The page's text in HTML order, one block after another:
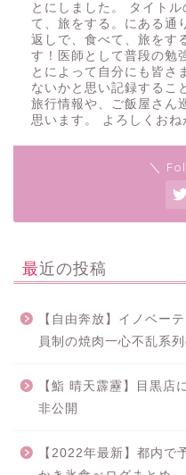
とにしました。 タイト
て、旅をする。にある通
返しで、食べて、旅をす
す！医師として普段の勉
とによって自分にも皆さ
ないかと思い記録するこ
旅行情報や、ご飯屋さん
思います。 よろしくおね
＼
最近の投稿
【自由奔放】イノベー
員制の焼肉一心不乱系
【鮨 晴天霹靂】目黒店
非公開
【2022年最新】都内で